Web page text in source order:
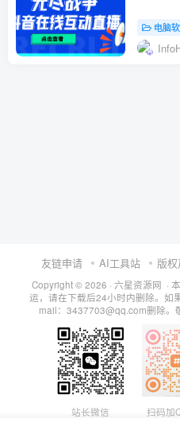
电脑
友链申请 AI工具站 版
Copyright © 2026 · 六星资源网 ·
运，请在下载后24小时内删除。如
mail：3437703@qq.com删除。
站长微信 扫码加